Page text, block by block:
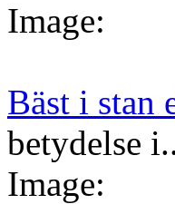
Image:
Bäst i stan
betydelse
Image: